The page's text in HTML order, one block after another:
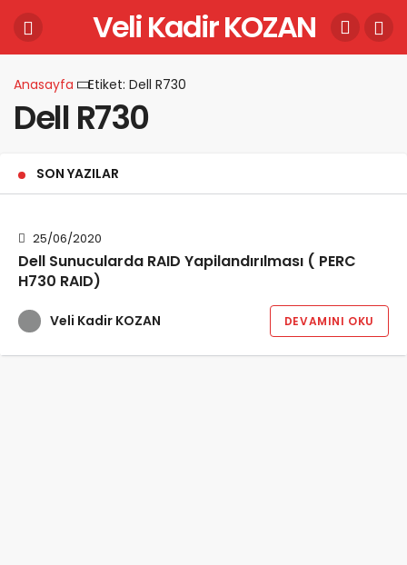
Veli Kadir KOZAN
Anasayfa Etiket: Dell R730
Dell R730
SON YAZILAR
25/06/2020
Dell Sunucularda RAID Yapilandırılması ( PERC
H730 RAID)
Veli Kadir KOZAN DEVAMINI OKU